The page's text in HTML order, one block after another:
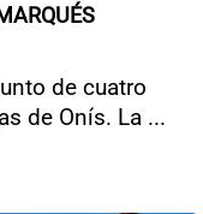
de cuatro
de Onís. La ...